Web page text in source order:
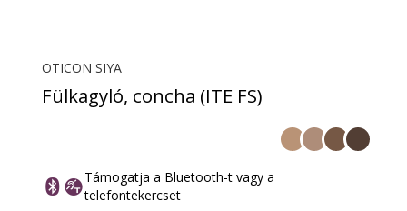
OTICON SIYA
Fülkagyló, concha (ITE FS)
Támogatja a Bluetooth-t vagy a
telefontekercset